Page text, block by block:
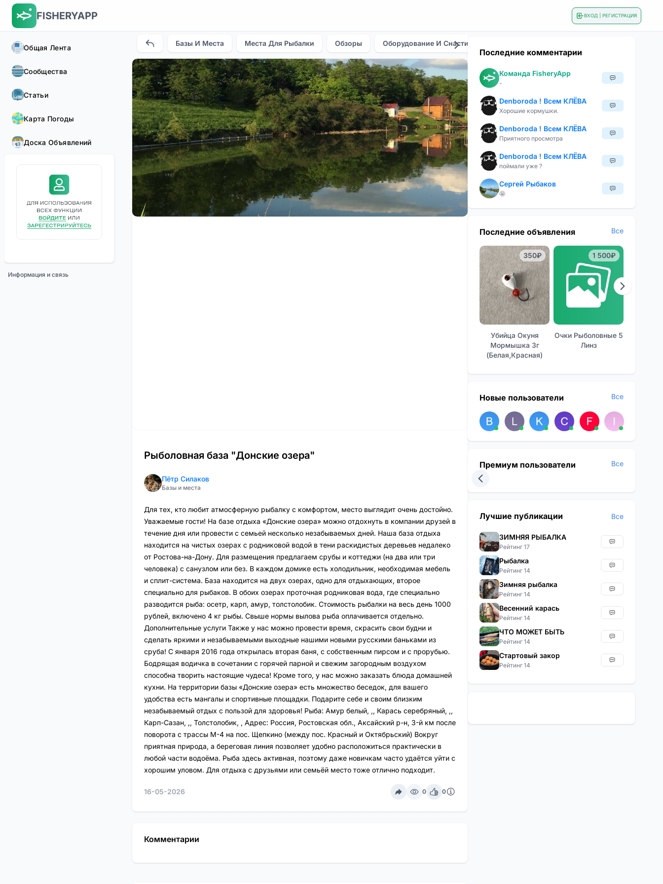
FISHERYAPP ВХОД | РЕГИСТРАЦИЯ
Общая Лента
Сообщества
Статьи
Карта Погоды
Доска Объявлений
Информация и связь
Базы И Места Места Для Рыбалки Обзоры Оборудование И Снасти
Рыболовная база "Донские озера"
Пётр Силаков
Базы и места
Для тех, кто любит атмосферную рыбалку с комфортом, место выглядит очень достойно.
Уважаемые гости! На базе отдыха «Донские озера» можно отдохнуть в компании друзей в
течение дня или провести с семьей несколько незабываемых дней. Наша база отдыха
находится на чистых озерах с родниковой водой в тени раскидистых деревьев недалеко
от Ростова-на-Дону. Для размещения предлагаем срубы и коттеджи (на два или три
человека) с санузлом или без. В каждом домике есть холодильник, необходимая мебель
и сплит-система. База находится на двух озерах, одно для отдыхающих, второе
специально для рыбаков. В обоих озерах проточная родниковая вода, где специально
разводится рыба: осетр, карп, амур, толстолобик. Стоимость рыбалки на весь день 1000
рублей, включено 4 кг рыбы. Свыше нормы вылова рыба оплачивается отдельно.
Дополнительные услуги Также у нас можно провести время, скрасить свои будни и
сделать яркими и незабываемыми выходные нашими новыми русскими баньками из
сруба! С января 2016 года открылась вторая баня, с собственным пирсом и с прорубью.
Бодрящая водичка в сочетании с горячей парной и свежим загородным воздухом
способна творить настоящие чудеса! Кроме того, у нас можно заказать блюда домашней
кухни. На территории базы «Донские озера» есть множество беседок, для вашего
удобства есть мангалы и спортивные площадки. Подарите себе и своим близким
незабываемый отдых с пользой для здоровья! Рыба: Амур белый, ,, Карась серебряный, ,,
Карп-Сазан, ,, Толстолобик, , Адрес: Россия, Ростовская обл., Аксайский р-н, 3-й км после
поворота с трассы М-4 на пос. Щепкино (между пос. Красный и Октябрьский) Вокруг
приятная природа, а береговая линия позволяет удобно расположиться практически в
любой части водоёма. Рыба здесь активная, поэтому даже новичкам часто удаётся уйти с
хорошим уловом. Для отдыха с друзьями или семьёй место тоже отлично подходит.
16-05-2026 0 0
Комментарии
Последние комментарии
Команда FisheryApp
-
Denboroda ! Всем КЛЁВА
Хорошие кормушки.
Denboroda ! Всем КЛЁВА
Приятного просмотра
Denboroda ! Всем КЛЁВА
поймали уже ?
Сергей Рыбаков
🤩
Последние объявления Все
350₽
Убийца Окуня
Мормышка 3г
(белая,красная)
1 500₽
Очки Рыболовные 5
Линз
Новые пользователи Все
Премиум пользователи Все
Лучшие публикации Все
ЗИМНЯЯ РЫБАЛКА
Рейтинг 17
Рыбалка
Рейтинг 14
Зимняя рыбалка
Рейтинг 14
Весенний карась
Рейтинг 14
ЧТО МОЖЕТ БЫТЬ
Рейтинг 14
Стартовый закор
Рейтинг 14